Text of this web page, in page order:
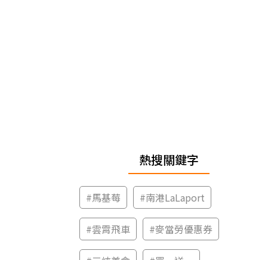
熱搜關鍵字
#馬基莓 #南港LaLaport
#雲霄飛車 #麥當勞優惠券